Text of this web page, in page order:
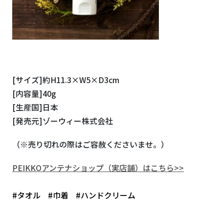
[サイズ]約H11.3×W5×D3cm
[内容量]40g
[生産国]日本
[発売元]ゾーウィー株式会社
（※売り切れの際はご容赦くださいませ。）
PEIKKOアンテナショップ（実店舗）はこちら>>
#タオル #巾着 #ハンドクリーム